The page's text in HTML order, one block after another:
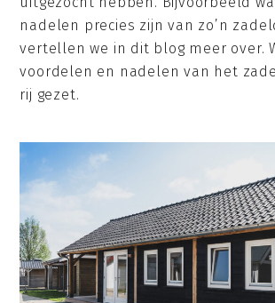
nadelen precies zijn van zo’n
vertellen we in dit blog meer over.
voordelen en nadelen van het
rij gezet.